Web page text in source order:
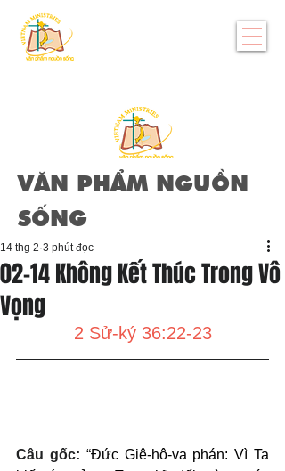
VĂN PHẨM NGUỒN
SỐNG
02-14 Không Kết Thúc Trong Vô
Vọng
14 thg 2 3 phút đọc
2 Sử-ký 36:22-23
Câu gốc: “Đức Giê-hô-va phán: Vì Ta